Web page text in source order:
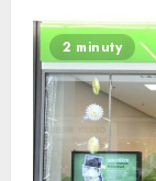
2 minuty